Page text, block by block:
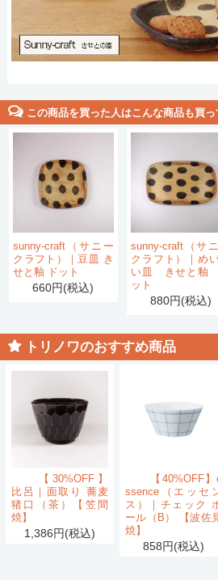
この商品を買った人はこんな商品も買っ
sunny-craft（サニー
クラフト）｜豆皿 き
せと釉 ドット
660円(税込)
sunny-craft（サ
クラフト）｜め
い皿 きせと釉
ット
880円(税込)
トリノワのおすすめ商品
【30%OFF】
比呂｜面取り 蕎麦
猪口（茶）【笠間
焼】
1,386円(税込)
【40%OFF
ssence（エッセ
ス）｜チェック
ール（B） 【波佐
焼】
858円(税込)